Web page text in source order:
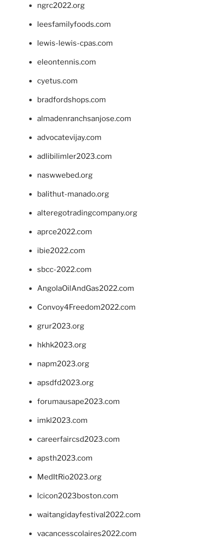
ngrc2022.org
leesfamilyfoods.com
lewis-lewis-cpas.com
eleontennis.com
cyetus.com
bradfordshops.com
almadenranchsanjose.com
advocatevijay.com
adlibilimler2023.com
naswwebed.org
balithut-manado.org
alteregotradingcompany.org
aprce2022.com
ibie2022.com
sbcc-2022.com
AngolaOilAndGas2022.com
Convoy4Freedom2022.com
grur2023.org
hkhk2023.org
napm2023.org
apsdfd2023.org
forumausape2023.com
imkl2023.com
careerfaircsd2023.com
apsth2023.com
MedItRio2023.org
lcicon2023boston.com
waitangidayfestival2022.com
vacancesscolaires2022.com